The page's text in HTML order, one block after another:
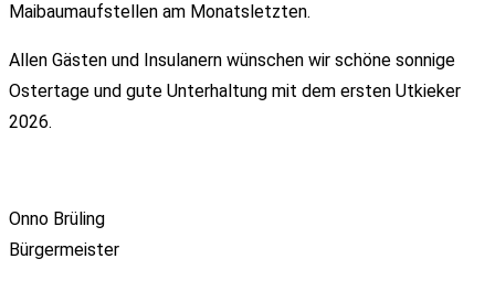
Maibaumaufstellen am Monatsletzten.
Allen Gästen und Insulanern wünschen wir schöne sonnige
Ostertage und gute Unterhaltung mit dem ersten Utkieker
2026.
Onno Brüling
Bürgermeister